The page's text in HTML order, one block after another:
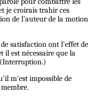
je croirais trahir ces
de l'auteur de la motion
satisfaction ont l'effet de
il est nécessaire que la
(Interruption.)
m'est impossible de